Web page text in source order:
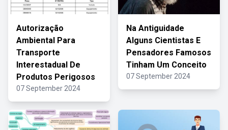
Autorização
Ambiental Para
Transporte
Interestadual De
Produtos Perigosos
07 September 2024
Na Antiguidade
Alguns Cientistas E
Pensadores Famosos
Tinham Um Conceito
07 September 2024